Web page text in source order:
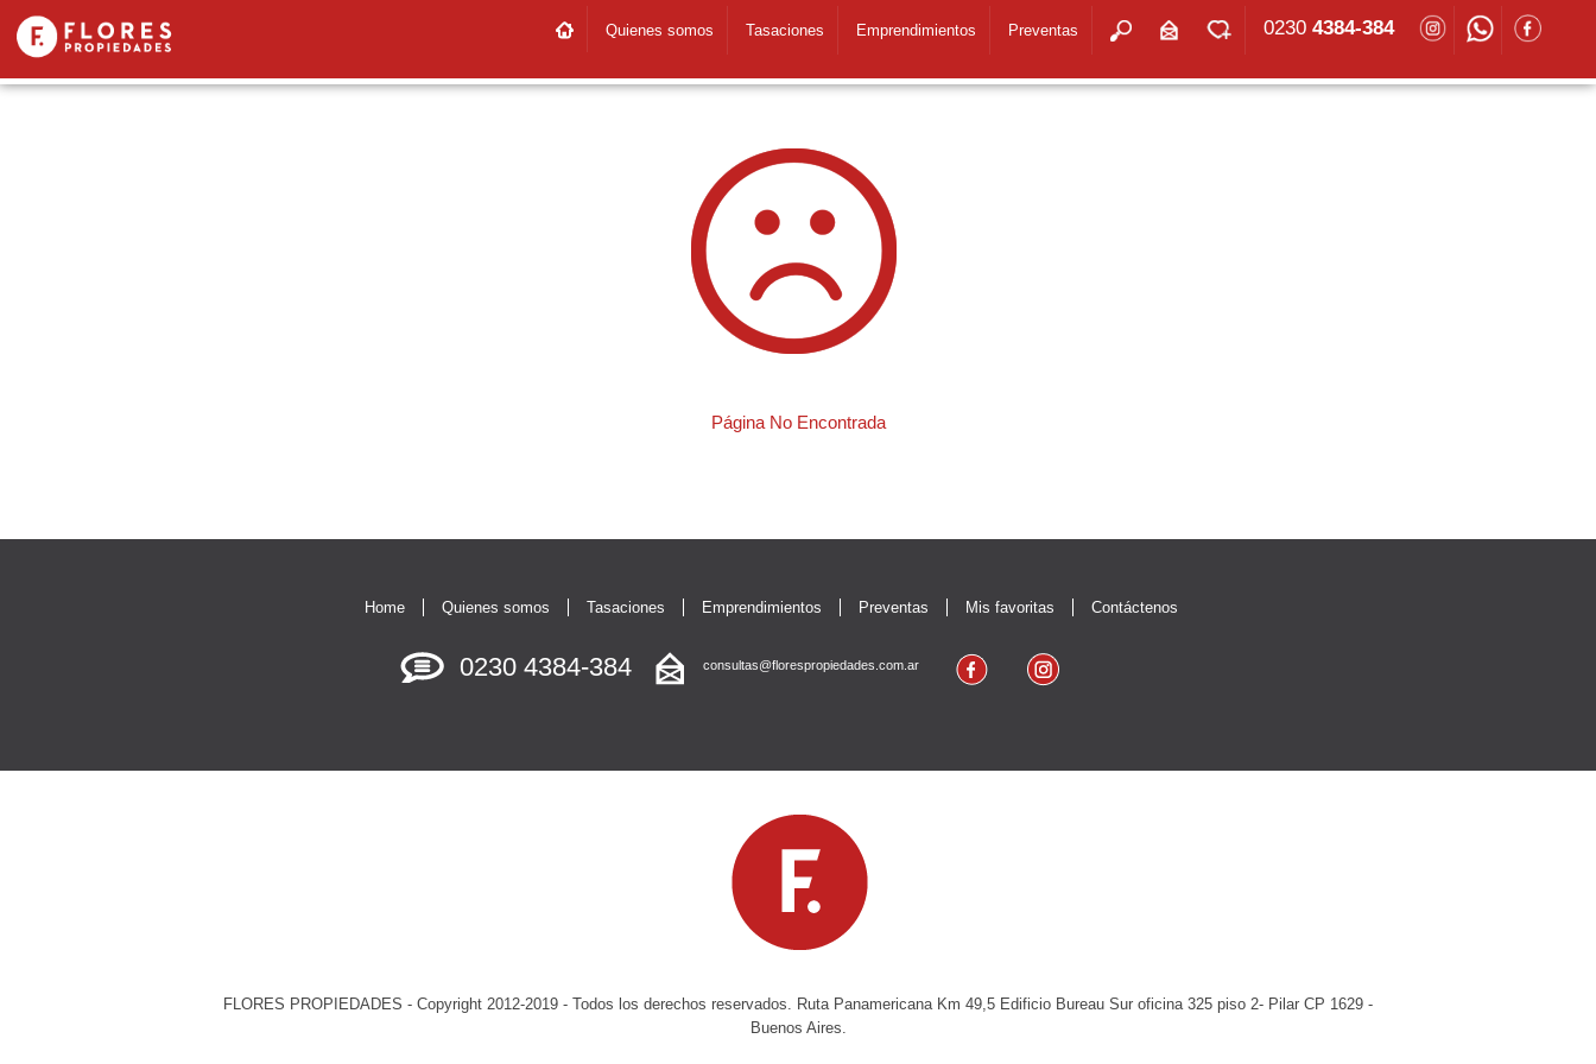
Quienes somos Tasaciones Emprendimientos Preventas 0230 4384-384
Página No Encontrada
Home Quienes somos Tasaciones Emprendimientos Preventas Mis favoritas Contáctenos
0230 4384-384 consultas@florespropiedades.com.ar
FLORES PROPIEDADES - Copyright 2012-2019 - Todos los derechos reservados. Ruta Panamericana Km 49,5 Edificio Bureau Sur oficina 325 piso 2- Pilar CP 1629 -
Buenos Aires.